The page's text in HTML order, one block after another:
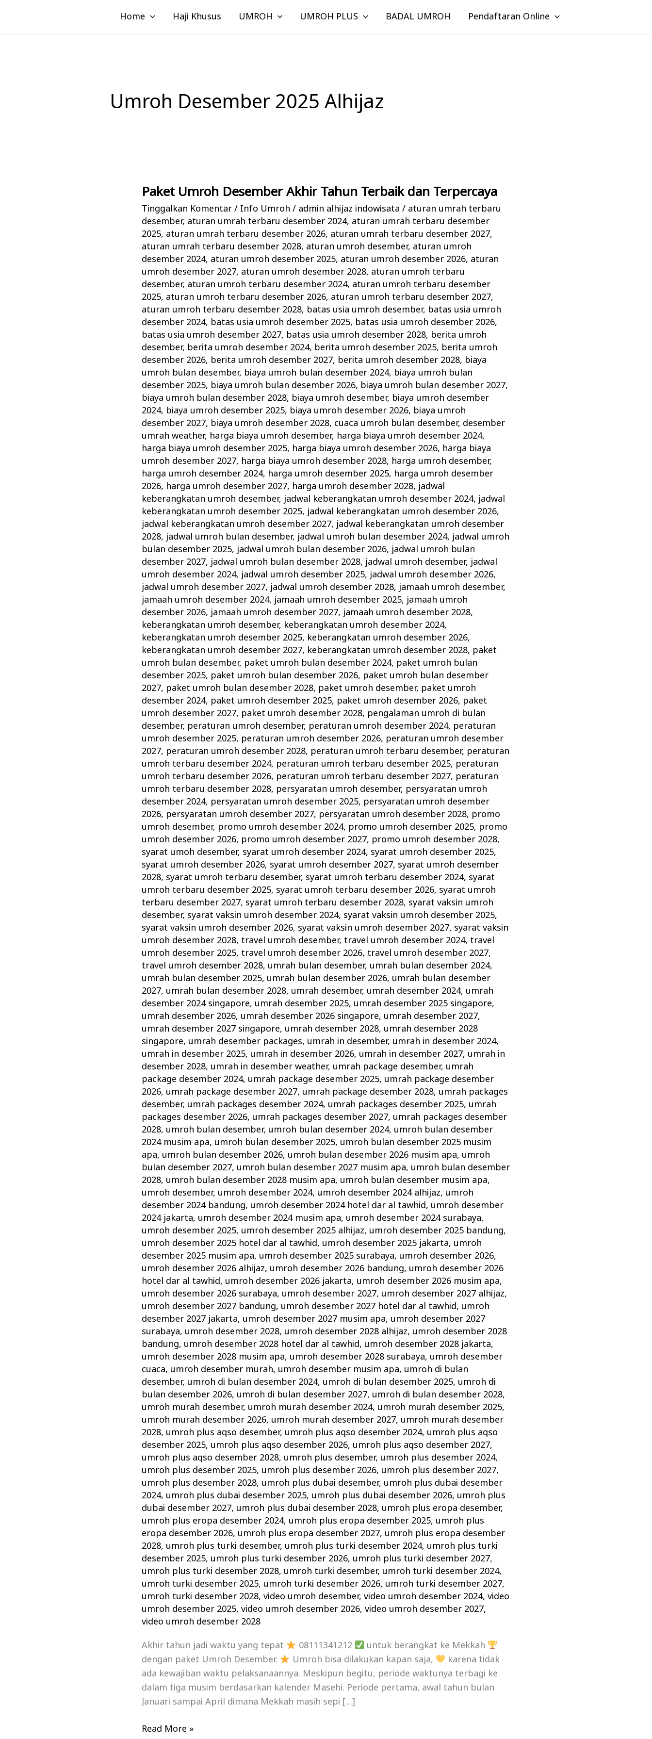
konten
Home Haji Khusus UMROH UMROH PLUS BADAL UMROH Pendaftaran Online
Umroh Desember 2025 Alhijaz
Paket Umroh Desember Akhir Tahun Terbaik dan Terpercaya
Tinggalkan Komentar / Info Umroh / admin alhijaz indowisata/ aturan umrah terbaru
desember, aturan umrah terbaru desember 2024, aturan umrah terbaru desember
2025, aturan umrah terbaru desember 2026, aturan umrah terbaru desember 2027,
aturan umrah terbaru desember 2028, aturan umroh desember, aturan umroh
desember 2024, aturan umroh desember 2025, aturan umroh desember 2026, aturan
umroh desember 2027, aturan umroh desember 2028, aturan umroh terbaru
desember, aturan umroh terbaru desember 2024, aturan umroh terbaru desember
2025, aturan umroh terbaru desember 2026, aturan umroh terbaru desember 2027,
aturan umroh terbaru desember 2028, batas usia umroh desember, batas usia umroh
desember 2024, batas usia umroh desember 2025, batas usia umroh desember 2026,
batas usia umroh desember 2027, batas usia umroh desember 2028, berita umroh
desember, berita umroh desember 2024, berita umroh desember 2025, berita umroh
desember 2026, berita umroh desember 2027, berita umroh desember 2028, biaya
umroh bulan desember, biaya umroh bulan desember 2024, biaya umroh bulan
desember 2025, biaya umroh bulan desember 2026, biaya umroh bulan desember 2027,
biaya umroh bulan desember 2028, biaya umroh desember, biaya umroh desember
2024, biaya umroh desember 2025, biaya umroh desember 2026, biaya umroh
desember 2027, biaya umroh desember 2028, cuaca umroh bulan desember, desember
umrah weather, harga biaya umroh desember, harga biaya umroh desember 2024,
harga biaya umroh desember 2025, harga biaya umroh desember 2026, harga biaya
umroh desember 2027, harga biaya umroh desember 2028, harga umroh desember,
harga umroh desember 2024, harga umroh desember 2025, harga umroh desember
2026, harga umroh desember 2027, harga umroh desember 2028, jadwal
keberangkatan umroh desember, jadwal keberangkatan umroh desember 2024, jadwal
keberangkatan umroh desember 2025, jadwal keberangkatan umroh desember 2026,
jadwal keberangkatan umroh desember 2027, jadwal keberangkatan umroh desember
2028, jadwal umroh bulan desember, jadwal umroh bulan desember 2024, jadwal umroh
bulan desember 2025, jadwal umroh bulan desember 2026, jadwal umroh bulan
desember 2027, jadwal umroh bulan desember 2028, jadwal umroh desember, jadwal
umroh desember 2024, jadwal umroh desember 2025, jadwal umroh desember 2026,
jadwal umroh desember 2027, jadwal umroh desember 2028, jamaah umroh desember,
jamaah umroh desember 2024, jamaah umroh desember 2025, jamaah umroh
desember 2026, jamaah umroh desember 2027, jamaah umroh desember 2028,
keberangkatan umroh desember, keberangkatan umroh desember 2024,
keberangkatan umroh desember 2025, keberangkatan umroh desember 2026,
keberangkatan umroh desember 2027, keberangkatan umroh desember 2028, paket
umroh bulan desember, paket umroh bulan desember 2024, paket umroh bulan
desember 2025, paket umroh bulan desember 2026, paket umroh bulan desember
2027, paket umroh bulan desember 2028, paket umroh desember, paket umroh
desember 2024, paket umroh desember 2025, paket umroh desember 2026, paket
umroh desember 2027, paket umroh desember 2028, pengalaman umroh di bulan
desember, peraturan umroh desember, peraturan umroh desember 2024, peraturan
umroh desember 2025, peraturan umroh desember 2026, peraturan umroh desember
2027, peraturan umroh desember 2028, peraturan umroh terbaru desember, peraturan
umroh terbaru desember 2024, peraturan umroh terbaru desember 2025, peraturan
umroh terbaru desember 2026, peraturan umroh terbaru desember 2027, peraturan
umroh terbaru desember 2028, persyaratan umroh desember, persyaratan umroh
desember 2024, persyaratan umroh desember 2025, persyaratan umroh desember
2026, persyaratan umroh desember 2027, persyaratan umroh desember 2028, promo
umroh desember, promo umroh desember 2024, promo umroh desember 2025, promo
umroh desember 2026, promo umroh desember 2027, promo umroh desember 2028,
syarat umoh desember, syarat umroh desember 2024, syarat umroh desember 2025,
syarat umroh desember 2026, syarat umroh desember 2027, syarat umroh desember
2028, syarat umroh terbaru desember, syarat umroh terbaru desember 2024, syarat
umroh terbaru desember 2025, syarat umroh terbaru desember 2026, syarat umroh
terbaru desember 2027, syarat umroh terbaru desember 2028, syarat vaksin umroh
desember, syarat vaksin umroh desember 2024, syarat vaksin umroh desember 2025,
syarat vaksin umroh desember 2026, syarat vaksin umroh desember 2027, syarat vaksin
umroh desember 2028, travel umroh desember, travel umroh desember 2024, travel
umroh desember 2025, travel umroh desember 2026, travel umroh desember 2027,
travel umroh desember 2028, umrah bulan desember, umrah bulan desember 2024,
umrah bulan desember 2025, umrah bulan desember 2026, umrah bulan desember
2027, umrah bulan desember 2028, umrah desember, umrah desember 2024, umrah
desember 2024 singapore, umrah desember 2025, umrah desember 2025 singapore,
umrah desember 2026, umrah desember 2026 singapore, umrah desember 2027,
umrah desember 2027 singapore, umrah desember 2028, umrah desember 2028
singapore, umrah desember packages, umrah in desember, umrah in desember 2024,
umrah in desember 2025, umrah in desember 2026, umrah in desember 2027, umrah in
desember 2028, umrah in desember weather, umrah package desember, umrah
package desember 2024, umrah package desember 2025, umrah package desember
2026, umrah package desember 2027, umrah package desember 2028, umrah packages
desember, umrah packages desember 2024, umrah packages desember 2025, umrah
packages desember 2026, umrah packages desember 2027, umrah packages desember
2028, umroh bulan desember, umroh bulan desember 2024, umroh bulan desember
2024 musim apa, umroh bulan desember 2025, umroh bulan desember 2025 musim
apa, umroh bulan desember 2026, umroh bulan desember 2026 musim apa, umroh
bulan desember 2027, umroh bulan desember 2027 musim apa, umroh bulan desember
2028, umroh bulan desember 2028 musim apa, umroh bulan desember musim apa,
umroh desember, umroh desember 2024, umroh desember 2024 alhijaz, umroh
desember 2024 bandung, umroh desember 2024 hotel dar al tawhid, umroh desember
2024 jakarta, umroh desember 2024 musim apa, umroh desember 2024 surabaya,
umroh desember 2025, umroh desember 2025 alhijaz, umroh desember 2025 bandung,
umroh desember 2025 hotel dar al tawhid, umroh desember 2025 jakarta, umroh
desember 2025 musim apa, umroh desember 2025 surabaya, umroh desember 2026,
umroh desember 2026 alhijaz, umroh desember 2026 bandung, umroh desember 2026
hotel dar al tawhid, umroh desember 2026 jakarta, umroh desember 2026 musim apa,
umroh desember 2026 surabaya, umroh desember 2027, umroh desember 2027 alhijaz,
umroh desember 2027 bandung, umroh desember 2027 hotel dar al tawhid, umroh
desember 2027 jakarta, umroh desember 2027 musim apa, umroh desember 2027
surabaya, umroh desember 2028, umroh desember 2028 alhijaz, umroh desember 2028
bandung, umroh desember 2028 hotel dar al tawhid, umroh desember 2028 jakarta,
umroh desember 2028 musim apa, umroh desember 2028 surabaya, umroh desember
cuaca, umroh desember murah, umroh desember musim apa, umroh di bulan
desember, umroh di bulan desember 2024, umroh di bulan desember 2025, umroh di
bulan desember 2026, umroh di bulan desember 2027, umroh di bulan desember 2028,
umroh murah desember, umroh murah desember 2024, umroh murah desember 2025,
umroh murah desember 2026, umroh murah desember 2027, umroh murah desember
2028, umroh plus aqso desember, umroh plus aqso desember 2024, umroh plus aqso
desember 2025, umroh plus aqso desember 2026, umroh plus aqso desember 2027,
umroh plus aqso desember 2028, umroh plus desember, umroh plus desember 2024,
umroh plus desember 2025, umroh plus desember 2026, umroh plus desember 2027,
umroh plus desember 2028, umroh plus dubai desember, umroh plus dubai desember
2024, umroh plus dubai desember 2025, umroh plus dubai desember 2026, umroh plus
dubai desember 2027, umroh plus dubai desember 2028, umroh plus eropa desember,
umroh plus eropa desember 2024, umroh plus eropa desember 2025, umroh plus
eropa desember 2026, umroh plus eropa desember 2027, umroh plus eropa desember
2028, umroh plus turki desember, umroh plus turki desember 2024, umroh plus turki
desember 2025, umroh plus turki desember 2026, umroh plus turki desember 2027,
umroh plus turki desember 2028, umroh turki desember, umroh turki desember 2024,
umroh turki desember 2025, umroh turki desember 2026, umroh turki desember 2027,
umroh turki desember 2028,video umroh desember,video umroh desember 2024,video
umroh desember 2025,video umroh desember 2026,video umroh desember 2027,
video umroh desember 2028
Akhir tahun jadi waktu yang tepat 08111341212
untuk berangkat ke Mekkah
dengan paket Umroh Desember.
Umroh bisa dilakukan kapan saja,
karena tidak
ada kewajiban waktu pelaksanaannya. Meskipun begitu, periode waktunya terbagi ke
dalam tiga musim berdasarkan kalender Masehi. Periode pertama, awal tahun bulan
Januari sampai April dimana Mekkah masih sepi […]
Paket
Umroh
Desember
Akhir
Tahun
Terbaik
dan
Terpercaya
Read More »